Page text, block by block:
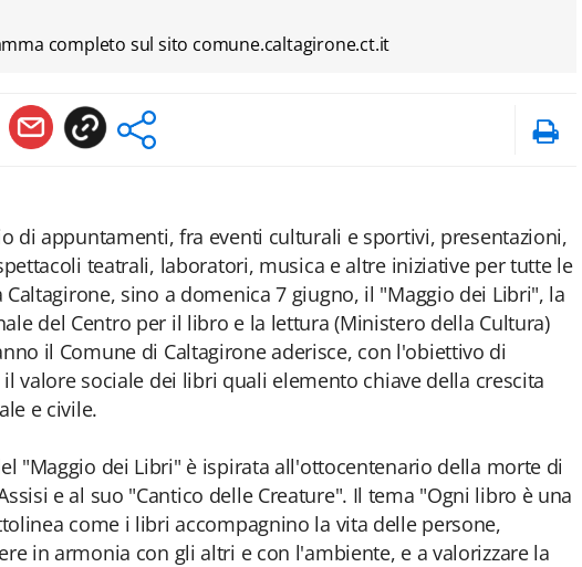
completo sul sito comune.caltagirone.ct.it
di appuntamenti, fra eventi culturali e sportivi, presentazioni,
teatrali, laboratori, musica e altre iniziative per tutte le
Caltagirone, sino a domenica 7 giugno, il "Maggio dei Libri", la
del Centro per il libro e la lettura (Ministero della Cultura)
il Comune di Caltagirone aderisce, con l'obiettivo di
valore sociale dei libri quali elemento chiave della crescita
e civile.
"Maggio dei Libri" è ispirata all'ottocentenario della morte di
e al suo "Cantico delle Creature". Il tema "Ogni libro è una
come i libri accompagnino la vita delle persone,
in armonia con gli altri e con l'ambiente, e a valorizzare la